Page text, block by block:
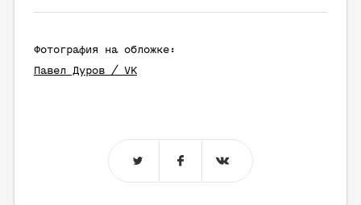
Фотография на обложке:
Павел Дуров / VK